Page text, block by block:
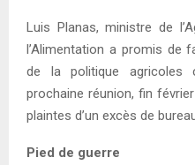
Luis Planas, ministre de
l’Alimentation a promis de
de la politique agricoles
prochaine réunion, fin
plaintes d’un excès de
Pied de guerre